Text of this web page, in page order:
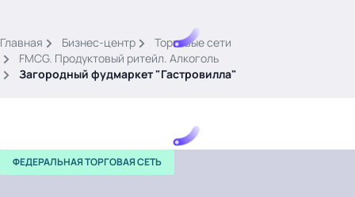
Главная Бизнес-центр
Торговые сети
FMCG. Продуктовый ритейл. Алкоголь
Загородный фудмаркет "Гастровилла"
ФЕДЕРАЛЬНАЯ ТОРГОВАЯ СЕТЬ